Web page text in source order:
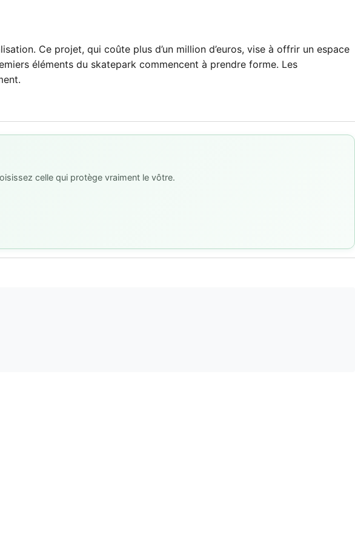
Ce projet, qui coûte plus d’un million d’euros, vise à offrir un espace
éléments du skatepark commencent à prendre forme. Les
celle qui protège vraiment le vôtre.